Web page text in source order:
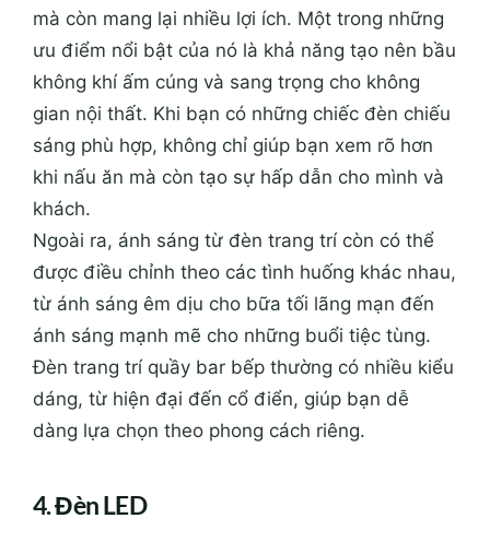
mà còn mang lại nhiều lợi ích. Một trong những
ưu điểm nổi bật của nó là khả năng tạo nên bầu
không khí ấm cúng và sang trọng cho không
gian nội thất. Khi bạn có những chiếc đèn chiếu
sáng phù hợp, không chỉ giúp bạn xem rõ hơn
khi nấu ăn mà còn tạo sự hấp dẫn cho mình và
khách.
Ngoài ra, ánh sáng từ đèn trang trí còn có thể
được điều chỉnh theo các tình huống khác nhau,
từ ánh sáng êm dịu cho bữa tối lãng mạn đến
ánh sáng mạnh mẽ cho những buổi tiệc tùng.
Đèn trang trí quầy bar bếp thường có nhiều kiểu
dáng, từ hiện đại đến cổ điển, giúp bạn dễ
dàng lựa chọn theo phong cách riêng.
4. Đèn LED